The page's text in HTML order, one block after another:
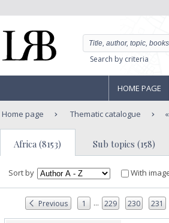
Search by criteria
HOME PAGE
Home page Thematic catalogue
Africa (8153) Sub topics (158)
Sort by With
Previous 1 ... 229 230 231